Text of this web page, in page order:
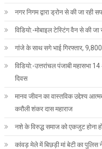
नगर निगम द्वारा ड्रोन से की जा रही
विडियो:-मोबाइल टेस्टिंग वैन से की जा
गांजे के साथ सगे भाई गिरफ्तार, 9,800
विडियो:-उत्तरांचल पंजाबी महासभा
दिवस
मानव जीवन का वास्तविक उद्देश्य
करौली शंकर दास महाराज
नशे के विरुद्ध समाज को एकजुट होना
कांवड़ मेले में बिछड़ी मां बेटी का पुलिस